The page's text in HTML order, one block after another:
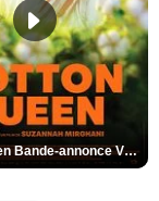
Cotton Queen Bande-annonce VO STFR